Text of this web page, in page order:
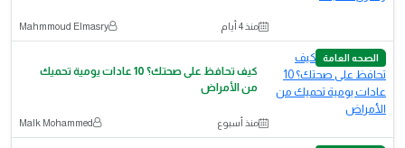
منذ 4 أيام Mahmmoud Elmasry
الصحه العامة
كيف تحافظ على صحتك؟ 10 عادات يومية تحميك
من الأمراض
منذ أسبوع Malk Mohammed